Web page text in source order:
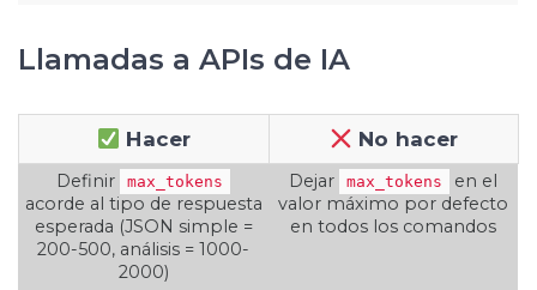
Llamadas a APIs de IA
Hacer No hacer
Definir max_tokens
acorde al tipo de respuesta
esperada (JSON simple =
200-500, análisis = 1000-
2000)
Dejar max_tokens
en el
valor máximo por defecto
en todos los comandos